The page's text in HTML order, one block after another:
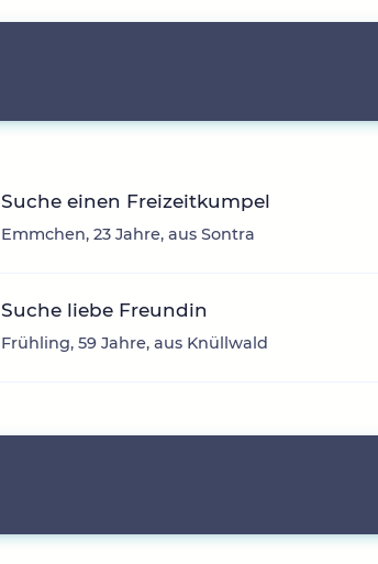
Suche einen Freizeitkumpel
Emmchen, 23 Jahre, aus Sontra
Suche liebe Freundin
Frühling, 59 Jahre, aus Knüllwald